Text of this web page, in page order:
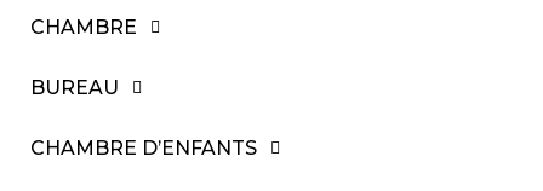
CHAMBRE
BUREAU
CHAMBRE D’ENFANTS